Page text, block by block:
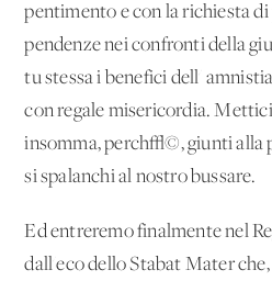
pentimento e con la richiesta
pendenze nei confronti della
tu stessa i benefici dell'
con regale misericordia.
insomma, perch√©, giunti alla
si spalanchi al nostro bussare.
Ed entreremo finalmente nel
dall'eco dello Stabat Mater